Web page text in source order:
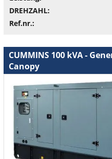
DREHZAHL:
Ref.nr.:
CUMMINS 100 kVA -
Canopy